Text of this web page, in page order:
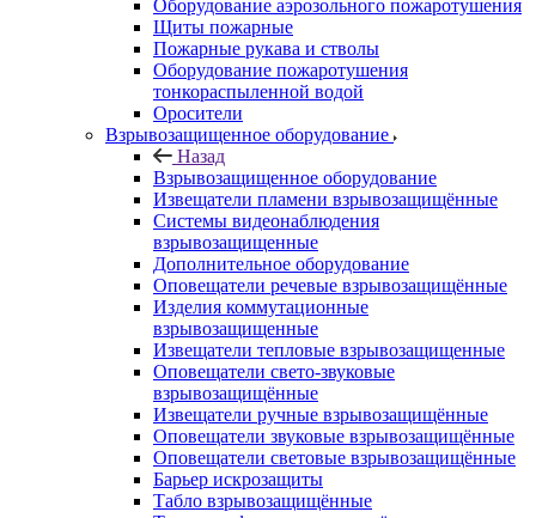
Оборудование аэрозольного пожаротушения
Щиты пожарные
Пожарные рукава и стволы
Оборудование пожаротушения
тонкораспыленной водой
Оросители
Взрывозащищенное оборудование
Назад
Взрывозащищенное оборудование
Извещатели пламени взрывозащищённые
Системы видеонаблюдения
взрывозащищенные
Дополнительное оборудование
Оповещатели речевые взрывозащищённые
Изделия коммутационные
взрывозащищенные
Извещатели тепловые взрывозащищенные
Оповещатели свето-звуковые
взрывозащищённые
Извещатели ручные взрывозащищённые
Оповещатели звуковые взрывозащищённые
Оповещатели световые взрывозащищённые
Барьер искрозащиты
Табло взрывозащищённые